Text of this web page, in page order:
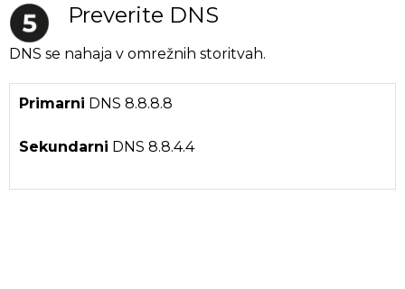
Preverite DNS
DNS se nahaja v omrežnih storitvah.
Primarni DNS 8.8.8.8
Sekundarni DNS 8.8.4.4